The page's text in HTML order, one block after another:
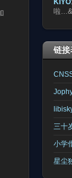
啦
链接
三十
小学
星尘